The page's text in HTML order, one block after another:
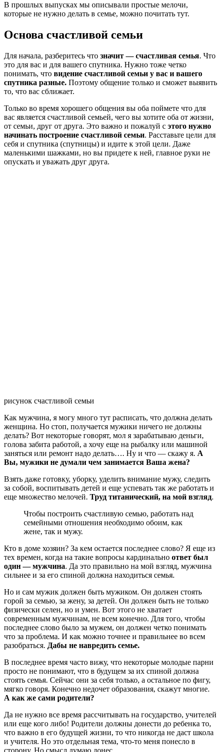
В прошлых выпусках мы описывали простые мелочи,
которые не нужно делать в семье, можно почитать тут.
Основа счастливой семьи
Для начала, разберитесь что значит — счастливая семья. Что
это для вас и для вашего спутника. Нужно тоже четко
понимать, что видение счастливой семьи у вас и вашего
спутника разные. Поэтому общение только и сможет выявить
то, что вас сближает.
Только во время хорошего общения вы оба поймете что для
вас является счастливой семьей, чего вы хотите оба от жизни,
от семьи, друг от друга. Это важно и пожалуй с этого нужно
начинать построение счастливой семьи. Расставьте цели для
себя и спутника (спутницы) и идите к этой цели. Даже
маленькими шажками, но вы придете к ней, главное руки не
опускать и уважать друг друга.
рисунок счастливой семьи
Как мужчина, я могу много тут расписать, что должна делать
женщина. Но стоп, получается мужики ничего не должны
делать? Вот некоторые говорят, мол я зарабатываю деньги,
голова забита работой, а хочу еще на рыбалку или машиной
заняться или ремонт надо делать…. Ну и что — скажу я. А
Вы, мужики не думали чем занимается Ваша жена?
Взять даже готовку, уборку, уделить внимание мужу, следить
за собой, воспитывать детей и еще успевать так же работать и
еще множество мелочей. Труд титанический, на мой взгляд.
Чтобы построить счастливую семью, работать над
семейными отношения необходимо обоим, как
жене, так и мужу.
Кто в доме хозяин? За кем остается последнее слово? Я еще из
тех времен, когда на такие вопросы кардинально ответ был
один — мужчина. Да это правильно на мой взгляд, мужчина
сильнее и за его спиной должна находиться семья.
Но и сам мужик должен быть мужиком. Он должен стоять
горой за семью, за жену, за детей. Он должен быть не только
физически селен, но и умен. Вот этого не хватает
современным мужчинам, не всем конечно. Для того, чтобы
последнее слово было за мужем, он должен четко понимать
что за проблема. И как можно точнее и правильнее во всем
разобраться. Дабы не навредить семье.
В последнее время часто вижу, что некоторые молодые парни
просто не понимают, что в будущем за их спиной должна
стоять семья. Сейчас они за себя только, а остальное по фигу,
мягко говоря. Конечно недочет образования, скажут многие.
А как же сами родители?
Да не нужно все время рассчитывать на государство, учителей
или еще кого либо! Родители должны донести до ребенка то,
что важно в его будущей жизни, то что никогда не даст школа
и учителя. Но это отдельная тема, что-то меня понесло в